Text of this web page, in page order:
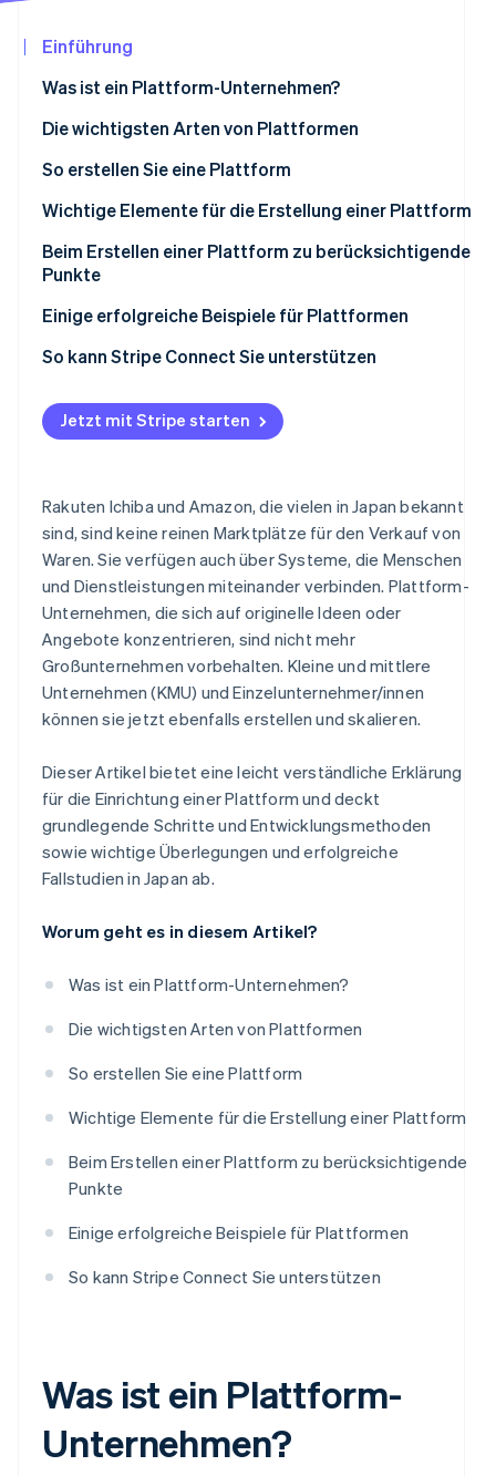
Atlas
Start-up-Gründung
Climate
Stripe-Sessions 2026
Erfahren Sie, wie Stripe Lösungen für die
Stripe App-Marktplatz
Einführung
Was ist ein Plattform-Unternehmen?
Die wichtigsten Arten von Plattformen
B2B
B2C
C2C
So erstellen Sie eine Plattform
Entwicklung von Grund auf
Paketentwicklung unter Verwendung vorhandener
Ressourcen
No-Code-/Low-Code-Entwicklung
Wichtige Elemente für die Erstellung einer Plattform
Technische Infrastruktur und API
Geschäftsmodell und Monetarisierung
Beim Erstellen einer Plattform zu berücksichtigende
Punkte
Bewerten Sie, ob Ihre Plattform in den Markt
Erweiterbarkeit und Skalierbarkeit
Einige erfolgreiche Beispiele für Plattformen
Rakuten Ichiba - Umfassendes B2C-Online-
MISUMI - B2B-Plattform für die
Ersatzteilbeschaffung
Waren
So kann Stripe Connect Sie unterstützen
Jetzt mit Stripe starten
Rakuten Ichiba und Amazon, die vielen in Japan bekannt
sind, sind keine reinen Marktplätze für den Verkauf von
Waren. Sie verfügen auch über Systeme, die Menschen
und Dienstleistungen miteinander verbinden. Plattform-
Unternehmen, die sich auf originelle Ideen oder
Angebote konzentrieren, sind nicht mehr
Großunternehmen vorbehalten. Kleine und mittlere
Unternehmen (KMU) und Einzelunternehmer/innen
können sie jetzt ebenfalls erstellen und skalieren.
Dieser Artikel bietet eine leicht verständliche Erklärung
für die Einrichtung einer Plattform und deckt
grundlegende Schritte und Entwicklungsmethoden
sowie wichtige Überlegungen und erfolgreiche
Fallstudien in Japan ab.
Worum geht es in diesem Artikel?
Was ist ein Plattform-Unternehmen?
Die wichtigsten Arten von Plattformen
So erstellen Sie eine Plattform
Wichtige Elemente für die Erstellung einer Plattform
Beim Erstellen einer Plattform zu berücksichtigende
Punkte
Einige erfolgreiche Beispiele für Plattformen
So kann Stripe Connect Sie unterstützen
Was ist ein Plattform-
Unternehmen?